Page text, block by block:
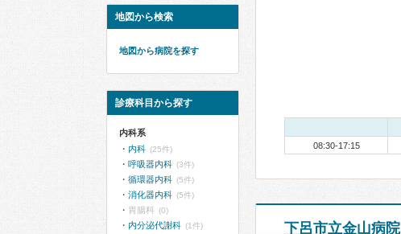
08:30-17:15
下呂市立金山病院
地図から検索
地図から病院を探す
診療科目から探す
内科系
内科 (25件)
呼吸器内科 (3件)
循環器内科 (5件)
消化器内科 (5件)
胃腸科 (0)
内分泌代謝科 (1件)